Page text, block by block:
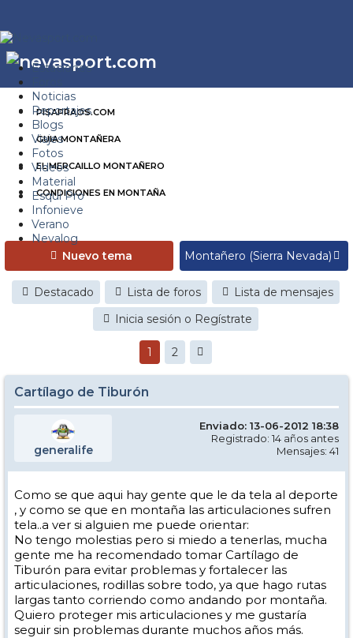
Estaciones
Noticias
Reportajes
Blogs
Viajes
Fotos
Videos
Material
Esquí Pro
Infonieve
Verano
Nevalog
PISAPRAOS.COM
GUIA MONTAÑERA
EL MERCAILLO MONTAÑERO
CONDICIONES EN MONTAÑA
Nuevo tema
Destacado Lista de foros
Lista de mensajes
Inicia sesión o Regístrate
1 2
Cartílago de Tiburón
generalife
Enviado: 13-06-2012 18:38
Registrado: 14 años antes
Mensajes: 41
Como se que aqui hay gente que le da tela al deporte
, y como se que en montaña las articulaciones sufren
tela..a ver si alguien me puede orientar:
No tengo molestias pero si miedo a tenerlas, mucha
gente me ha recomendado tomar Cartílago de
Tiburón para evitar problemas y fortalecer las
articulaciones, rodillas sobre todo, ya que hago rutas
largas tanto corriendo como andando por montaña.
Quiero proteger mis articulaciones y me gustaría
seguir sin problemas durante muchos años más.